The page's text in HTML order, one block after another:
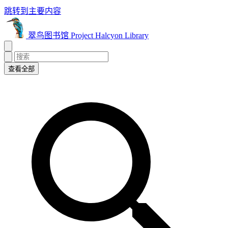
跳转到主要内容
翠鸟图书馆 Project Halcyon Library
查看全部